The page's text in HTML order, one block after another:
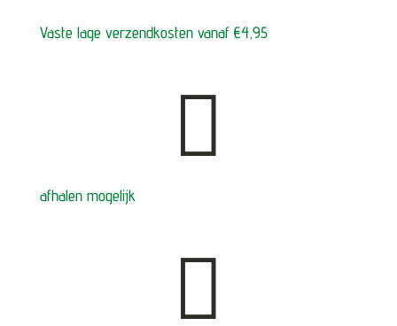
Vaste lage verzendkosten vanaf €4,95

afhalen mogelijk
